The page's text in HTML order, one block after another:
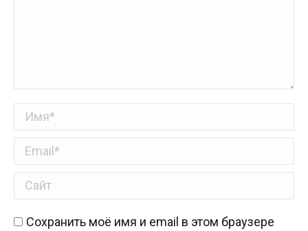
Имя *
Email *
Сайт
Сохранить моё имя и email в этом браузере